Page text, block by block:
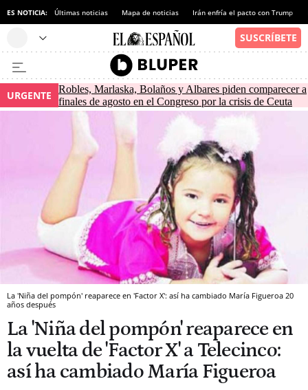
ES NOTICIA: Últimas noticias Mapa de noticias Irán enfría el pacto con Trump
URGENTE
Robles, Marlaska, Bolaños y Albares piden comparecer a
finales de agosto en el Congreso por la crisis de Ceuta
La 'Niña del pompón' reaparece en 'Factor X': así ha cambiado María Figueroa 20
años después
La 'Niña del pompón' reaparece en
la vuelta de 'Factor X' a Telecinco:
así ha cambiado María Figueroa